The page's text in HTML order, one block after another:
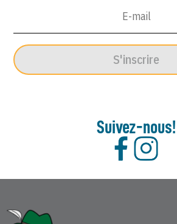
S'inscrire
Suivez-nous!